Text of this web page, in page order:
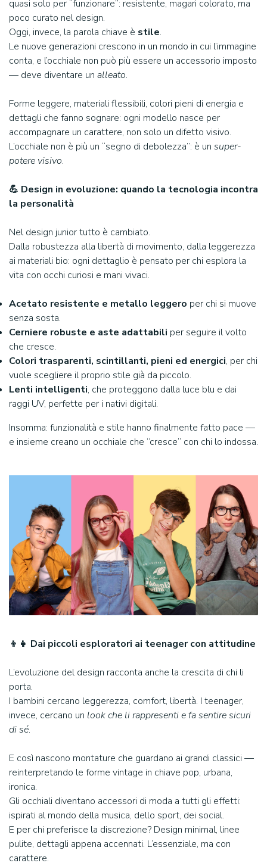
quasi solo per “funzionare”: resistente, magari colorato, ma
poco curato nel design.
Oggi, invece, la parola chiave è stile.
Le nuove generazioni crescono in un mondo in cui l’immagine
conta, e l’occhiale non può più essere un accessorio imposto
— deve diventare un alleato.
Forme leggere, materiali flessibili, colori pieni di energia e
dettagli che fanno sognare: ogni modello nasce per
accompagnare un carattere, non solo un difetto visivo.
L’occhiale non è più un “segno di debolezza”: è un super-
potere visivo.
💪 Design in evoluzione: quando la tecnologia incontra
la personalità
Nel design junior tutto è cambiato.
Dalla robustezza alla libertà di movimento, dalla leggerezza
ai materiali bio: ogni dettaglio è pensato per chi esplora la
vita con occhi curiosi e mani vivaci.
Acetato resistente e metallo leggero per chi si muove
senza sosta.
Cerniere robuste e aste adattabili per seguire il volto
che cresce.
Colori trasparenti, scintillanti, pieni ed energici, per chi
vuole scegliere il proprio stile già da piccolo.
Lenti intelligenti, che proteggono dalla luce blu e dai
raggi UV, perfette per i nativi digitali.
Insomma: funzionalità e stile hanno finalmente fatto pace —
e insieme creano un occhiale che “cresce” con chi lo indossa.
👦👧 Dai piccoli esploratori ai teenager con attitudine
L’evoluzione del design racconta anche la crescita di chi li
porta.
I bambini cercano leggerezza, comfort, libertà. I teenager,
invece, cercano un look che li rappresenti e fa sentire sicuri
di sé.
E così nascono montature che guardano ai grandi classici —
reinterpretando le forme vintage in chiave pop, urbana,
ironica.
Gli occhiali diventano accessori di moda a tutti gli effetti:
ispirati al mondo della musica, dello sport, dei social.
E per chi preferisce la discrezione? Design minimal, linee
pulite, dettagli appena accennati. L’essenziale, ma con
carattere.